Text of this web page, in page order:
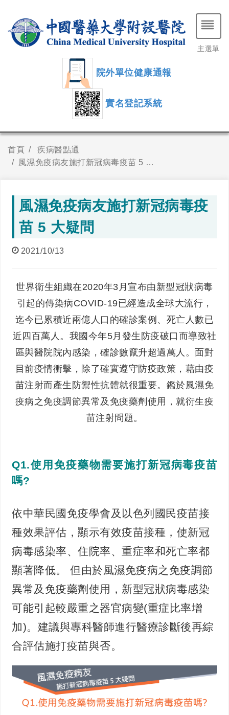
院外單位健康通報
實名登記系統
主選單
首頁
疾病醫點通
風濕免疫病友施打新冠病毒疫苗 5 大疑問
風濕免疫病友施打新冠病毒疫
苗 5 大疑問
2021/10/13
世界衛生組織在2020年3月宣布由新型冠狀病毒
引起的傳染病COVID-19已經造成全球大流行，
迄今已累積近兩億人口的確診案例、死亡人數已
近四百萬人。我國今年5月發生防疫破口而導致社
區與醫院院內感染，確診數竄升超過萬人。面對
目前疫情衝擊，除了確實遵守防疫政策，藉由疫
苗注射而產生防禦性抗體就很重要。鑑於風濕免
疫病之免疫調節異常及免疫藥劑使用，就衍生疫
苗注射問題。
Q1.使用免疫藥物需要施打新冠病毒疫苗
嗎?
依中華民國免疫學會及以色列國民疫苗接
種效果評估，顯示有效疫苗接種，使新冠
病毒感染率、住院率、重症率和死亡率都
顯著降低。 但由於風濕免疫病之免疫調節
異常及免疫藥劑使用，新型冠狀病毒感染
可能引起較嚴重之器官病變(重症比率增
加)。建議與專科醫師進行醫療診斷後再綜
合評估施打疫苗與否。